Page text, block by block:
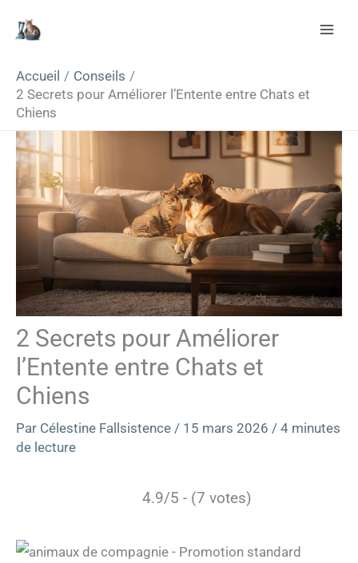
Accueil
Conseils
2 Secrets pour Améliorer l’Entente entre Chats et
Chiens
2 Secrets pour Améliorer
l’Entente entre Chats et
Chiens
Par Célestine Fallsistence / 15 mars 2026 / 4 minutes
de lecture
4.9/5 - (7 votes)